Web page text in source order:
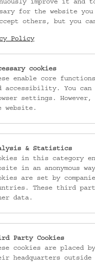
improve it and
for the website
others, but you
Policy
cookies
enable core
accessibility. You can
settings.
website.
& Statistics
in this category
in an anonymous
are set by
These third
data.
Party Cookies
cookies are placed
headquarters